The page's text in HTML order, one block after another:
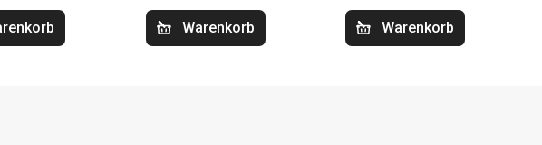
Warenkorb Warenkorb